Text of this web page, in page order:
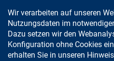
Wir verarbeiten auf unseren
Nutzungsdaten im
Dazu setzen wir den
Konfiguration ohne Cookies
erhalten Sie in unseren